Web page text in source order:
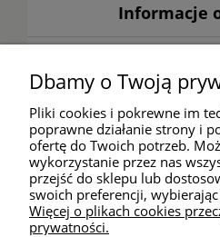
Informacje
Moje
Dbamy o Twoją
Pliki cookies i pokrewne im
poprawne działanie strony i
ofertę do Twoich potrzeb.
wykorzystanie przez nas
przejść do sklepu lub
swoich preferencji,
Więcej o plikach cookies
prywatności.